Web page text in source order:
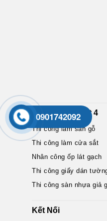
Dịch Vụ Nổi Bật 4
Thi công làm sàn gỗ
Thi công làm cửa sắt
Nhân công ốp lát gạch
Thi công giấy dán
Thi công sàn nhựa giả
Kết Nối
0901742092